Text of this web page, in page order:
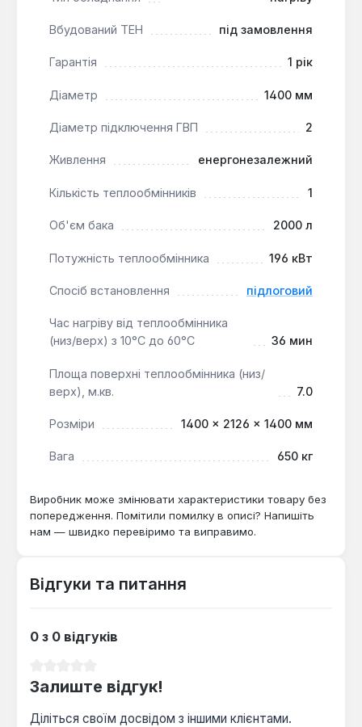
теплоізоляція з твердого або м'якого
втрати тепла.
Гнучкість підключення:
Фланець та
для встановлення електричного нагрівального
використання.
Надійний захист:
Максимальний надлишковий
забезпечують безпечну та довговічну
Водонагрівач Reflex SF 2000 L є оптимальним
гарячої води, таких як готелі, спортивні комплекси,
багатоквартирні будинки або промислові
можливість підключення до системи опалення
роблять його економічно вигідним та надійним
джерелом ГВП.
Вбудований ТЕН під замовлення
Гарантія 1 рік
Діаметр 1400 мм
Діаметр підключення ГВП 2
Живлення енергонезалежний
Кількість теплообмінників 1
Об'єм бака 2000 л
Потужність теплообмінника 196 кВт
Спосіб встановлення підлоговий
Час нагріву від теплообмінника
(низ/верх) з 10°С до 60°С
36 мин
Площа поверхні теплообмінника (низ/
верх), м.кв.
7.0
Розміри 1400 × 2126 × 1400 мм
Вага 650 кг
Виробник може змінювати характеристики товару без
попередження. Помітили помилку в описі? Напишіть
нам — швидко перевіримо та виправимо.
Відгуки та питання
0 з 0 відгуків
Залиште відгук!
Діліться своїм досвідом з іншими клієнтами.